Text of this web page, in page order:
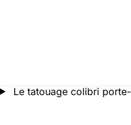
Le tatouage colibri